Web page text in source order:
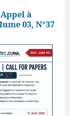
à
03, N°37